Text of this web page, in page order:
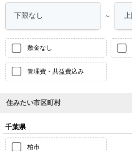
～
敷金なし
管理費・共益費込み
住みたい市区町村
千葉県
柏市